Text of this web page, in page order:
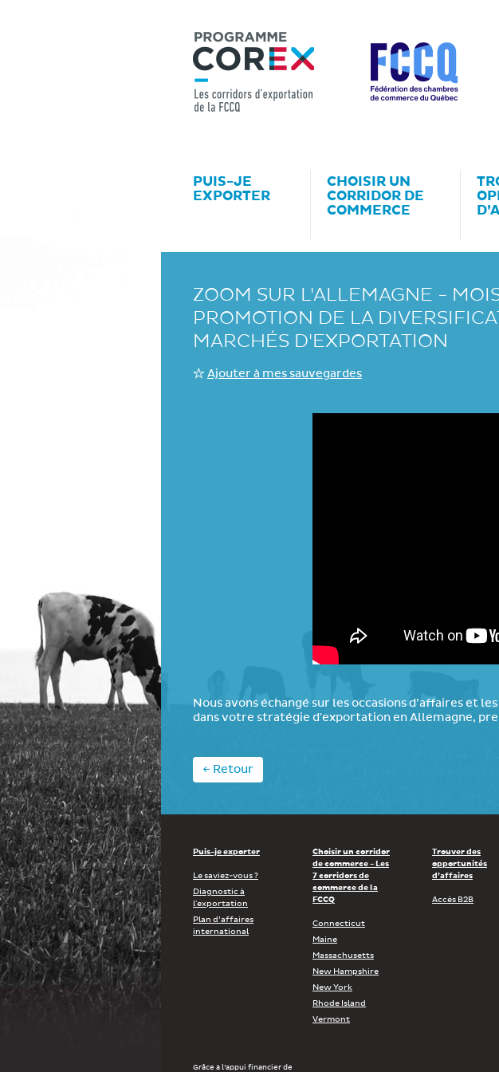
PUIS-JE
EXPORTER
CHOISIR UN
CORRIDOR DE
COMMERCE
ZOOM SUR L'ALLEMAGNE -
PROMOTION DE LA
MARCHÉS D'EXPORTATION
Ajouter à mes sauvegardes
Nous avons échangé sur les occasions d’affaires et
dans votre stratégie d'exportation en Allemagne,
← Retour
Puis-je exporter
Le saviez-vous ?
Diagnostic à
l'exportation
Plan d’affaires
international
Choisir un corridor
de commerce - Les
7 corridors de
commerce de la
FCCQ
Connecticut
Maine
Massachusetts
New Hampshire
New York
Rhode Island
Vermont
Trouver des
opportunités
d’affaires
Accès B2B
Grâce à l’appui financier de